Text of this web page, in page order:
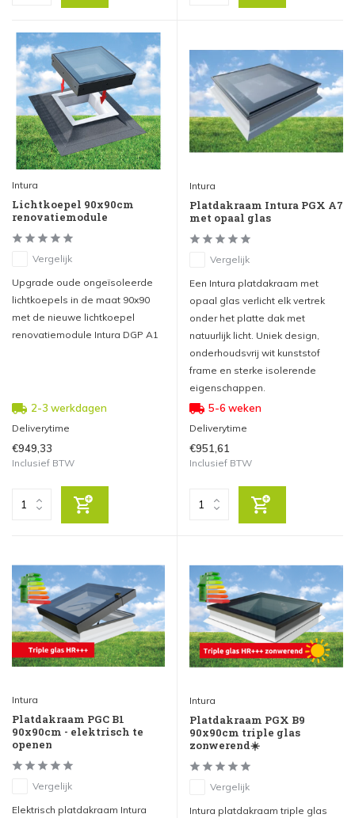
Intura
Lichtkoepel 90x90cm
renovatiemodule
Vergelijk
Upgrade oude ongeïsoleerde
lichtkoepels in de maat 90x90
met de nieuwe lichtkoepel
renovatiemodule Intura DGP A1
2-3 werkdagen
Deliverytime
€949,33
Inclusief BTW
Intura
Platdakraam Intura PGX A7
met opaal glas
Vergelijk
Een Intura platdakraam met
opaal glas verlicht elk vertrek
onder het platte dak met
natuurlijk licht. Uniek design,
onderhoudsvrij wit kunststof
frame en sterke isolerende
eigenschappen.
5-6 weken
Deliverytime
€951,61
Inclusief BTW
Intura
Platdakraam PGC B1
90x90cm - elektrisch te
openen
Vergelijk
Elektrisch platdakraam Intura
Intura
Platdakraam PGX B9
90x90cm triple glas
zonwerend☀️
Vergelijk
Intura platdakraam triple glas